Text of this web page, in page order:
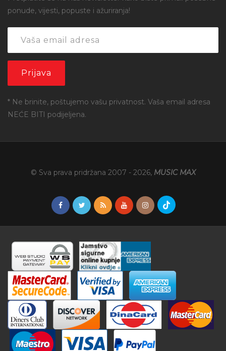
ponude, vijesti, popuste i ažuriranja!
* Ne brinite, poštujemo vašu privatnost. Vaša email adresa
NEĆE BITI podijeljena.
© Sva prava pridržana 2007 - 2026, MUSIC MAX